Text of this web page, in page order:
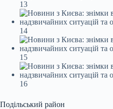
Подільський район